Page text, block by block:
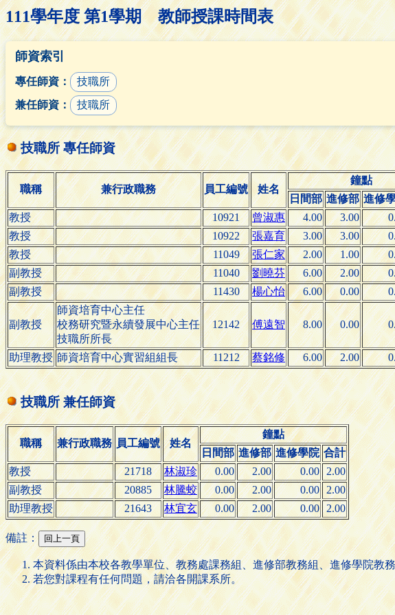
111學年度 第1學期 教師授課時間表
師資索引
專任師資：
技職所
兼任師資：
技職所
技職所 專任師資
職稱 兼行政職務 員工編號 姓名
鐘點
日間部 進修部 進修
教授
10921 曾淑惠 4.00 3.00
教授
10922 張嘉育 3.00 3.00
教授
11049 張仁家 2.00 1.00
副教授
11040 劉曉芬 6.00 2.00
副教授
11430 楊心怡 6.00 0.00
副教授
師資培育中心主任
校務研究暨永續發展中心主任
技職所所長
12142 傅遠智 8.00 0.00
助理教授 師資培育中心實習組組長 11212 蔡銘修 6.00 2.00
技職所 兼任師資
職稱 兼行政職務 員工編號 姓名
鐘點
日間部 進修部 進修學院 合計
教授
21718 林淑珍 0.00 2.00 0.00 2.00
副教授
20885 林騰蛟 0.00 2.00 0.00 2.00
助理教授
21643 林宜玄 0.00 2.00 0.00 2.00
備註：
本資料係由本校各教學單位、教務處課務組、進修部教務組、進修學院教
若您對課程有任何問題，請洽各開課系所。